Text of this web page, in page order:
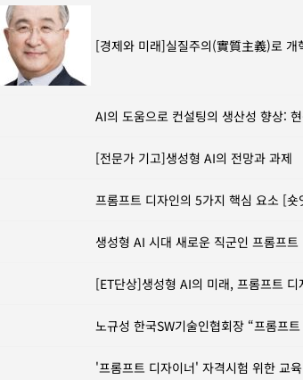
AI의 도움으로 컨설팅의 생산성 향상:
[전문가 기고]생성형 AI의 전망과 과제
프롬프트 디자인의 5가지 핵심 요소 [숏
생성형 AI 시대 새로운 직군인 프롬프
[ET단상]생성형 AI의 미래, 프롬프트 디
노규성 한국SW기술인협회장 “프롬프
'프롬프트 디자이너' 자격시험 위한 교